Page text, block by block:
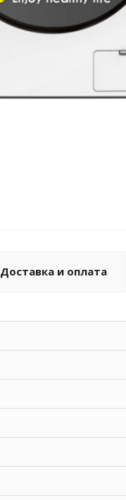
Доставка и оплата